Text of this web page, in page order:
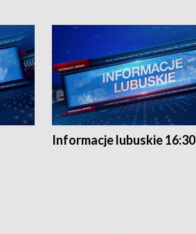
Informacje lubuskie 16:30